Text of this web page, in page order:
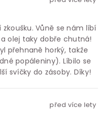
Vůně se nám líbí
olej taky dobře chutná!
přehnaně horký, takže
popáleniny). Líbilo se
svíčky do zásoby. Díky!
před více lety